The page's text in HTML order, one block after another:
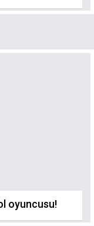
oyuncusu!